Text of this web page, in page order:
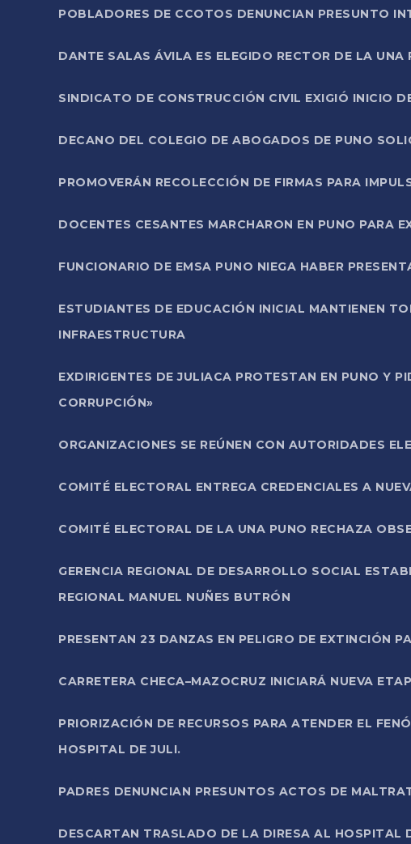
POBLADORES DE CCOTOS DENUNCIAN PRESUNTO
DANTE SALAS ÁVILA ES ELEGIDO RECTOR DE LA
SINDICATO DE CONSTRUCCIÓN CIVIL EXIGIÓ INICIO
DECANO DEL COLEGIO DE ABOGADOS DE PUNO
PROMOVERÁN RECOLECCIÓN DE FIRMAS PARA
DOCENTES CESANTES MARCHARON EN PUNO PARA
FUNCIONARIO DE EMSA PUNO NIEGA HABER
ESTUDIANTES DE EDUCACIÓN INICIAL MANTIENEN
INFRAESTRUCTURA
EXDIRIGENTES DE JULIACA PROTESTAN EN PUNO Y
CORRUPCIÓN»
ORGANIZACIONES SE REÚNEN CON AUTORIDADES
COMITÉ ELECTORAL ENTREGA CREDENCIALES A
COMITÉ ELECTORAL DE LA UNA PUNO RECHAZA
GERENCIA REGIONAL DE DESARROLLO SOCIAL
REGIONAL MANUEL NUÑES BUTRÓN
PRESENTAN 23 DANZAS EN PELIGRO DE EXTINCIÓN
CARRETERA CHECA–MAZOCRUZ INICIARÁ NUEVA
PRIORIZACIÓN DE RECURSOS PARA ATENDER EL
HOSPITAL DE JULI.
PADRES DENUNCIAN PRESUNTOS ACTOS DE
DESCARTAN TRASLADO DE LA DIRESA AL HOSPITAL